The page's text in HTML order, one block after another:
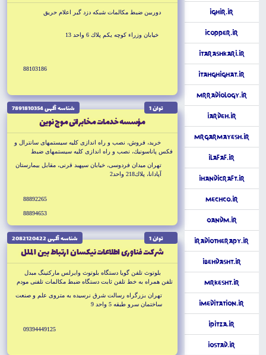
iGhir.ir
iCopper.ir
iTarashkari.ir
iTahghighat.ir
MrRadiology.ir
iArdeh.ir
MrGarmayesh.ir
iLafaf.ir
iHandiCraft.ir
MechCo.ir
OandM.ir
iRadioTherapy.ir
iBehdasht.ir
MrKesht.ir
iMeditation.ir
iPitza.ir
iOstad.ir
دوربين ضبط مكالمات شبكه دزد گير اعلام حريق
خيابان وزراء كوچه يكم پلاك 6 واحد 13
88103186
توان 1 شناسه آگهى 7891810354
مؤسسه خدمات مخابراتى موج نوين
خريد، فروش، نصب و راه اندازى كليه سيستمهاى سانترال و
فكس پاناسونيك، نصب و راه اندازى كليه سيستمهاى ضبط
دوربين مداربسته و شبكه كامپيوتر
تهران ميدان فردوسى، خيابان سپهبد قرنى، مقابل بيمارستان
آپادانا، پلاك218 واحد2
88892265
88894653
توان 1 شناسه آگهى 2082120422
شركت فناورى اطلاعات نيكسان ارتباط بين الملل
بلوتوث تلفن گويا دستگاه بلوتوث وايرلس ماركتينگ مبدل
تلفن همراه به خط تلفن ثابت دستگاه ضبط مكالمات تلفنى مودم
تهران بزرگراه رسالت شرق نرسيده به متروى علم و صنعت
ساختمان سرو طبقه 5 واحد 9
09394449125